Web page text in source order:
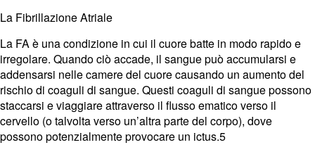
La Fibrillazione Atriale
La FA è una condizione in cui il cuore batte in modo rapido e
irregolare. Quando ciò accade, il sangue può accumularsi e
addensarsi nelle camere del cuore causando un aumento del
rischio di coaguli di sangue. Questi coaguli di sangue possono
staccarsi e viaggiare attraverso il flusso ematico verso il
cervello (o talvolta verso un’altra parte del corpo), dove
possono potenzialmente provocare un ictus.5